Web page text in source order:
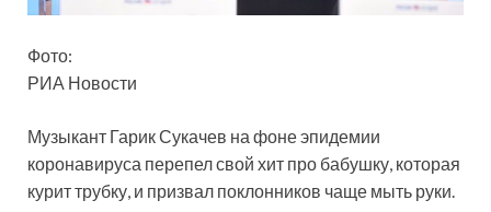
Фото:
РИА Новости
Музыкант Гарик Сукачев на фоне эпидемии
коронавируса перепел свой хит про бабушку, которая
курит трубку, и призвал поклонников чаще мыть руки.